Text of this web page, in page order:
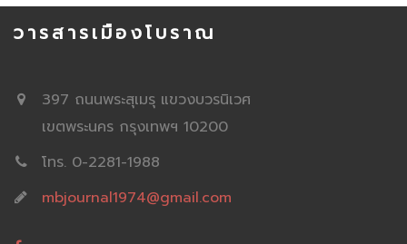
วารสารเมืองโบราณ
397 ถนนพระสุเมรุ แขวงบวรนิเวศ
เขตพระนคร กรุงเทพฯ 10200
โทร. 0-2281-1988
mbjournal1974@gmail.com